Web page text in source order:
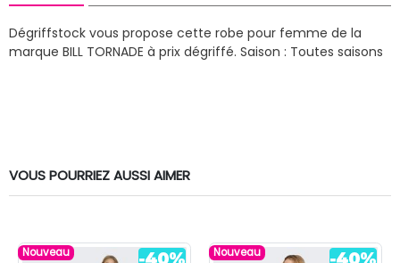
Dégriffstock vous propose cette robe pour femme de la
marque BILL TORNADE à prix dégriffé. Saison : Toutes saisons
VOUS POURRIEZ AUSSI AIMER
Nouveau Nouveau